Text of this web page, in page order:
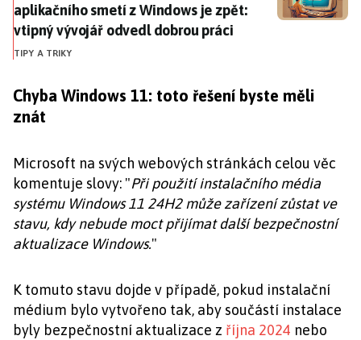
aplikačního smetí z Windows je zpět:
vtipný vývojář odvedl dobrou práci
TIPY A TRIKY
Chyba Windows 11: toto řešení byste měli
znát
Microsoft na svých webových stránkách celou věc
komentuje slovy: "Při použití instalačního média
systému Windows 11 24H2 může zařízení zůstat ve
stavu, kdy nebude moct přijímat další bezpečnostní
aktualizace Windows."
K tomuto stavu dojde v případě, pokud instalační
médium bylo vytvořeno tak, aby součástí instalace
byly bezpečnostní aktualizace z října 2024 nebo